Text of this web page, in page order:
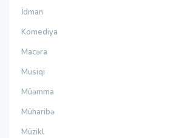
İdman
Komediya
Macəra
Musiqi
Müəmma
Müharibə
Müzikl